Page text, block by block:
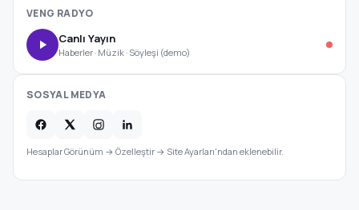
VENG RADYO
Canlı Yayın
Haberler · Müzik · Söyleşi (demo)
SOSYAL MEDYA
Hesaplar Görünüm → Özelleştir → Site Ayarları'ndan eklenebilir.